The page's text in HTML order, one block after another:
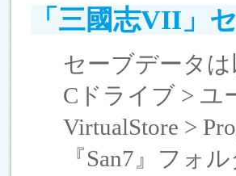
「三國志VII」
セーブデータ
Cドライブ > ユ
VirtualStore >
『San7』フォ